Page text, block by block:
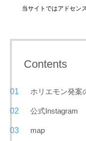
当サイトではアドセン
Contents
ホリエモン発案
公式Instagram
map